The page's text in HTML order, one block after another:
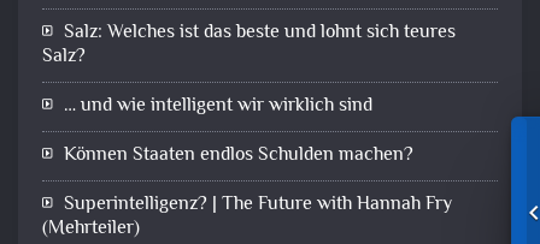
Salz: Welches ist das beste und lohnt sich teures
Salz?
… und wie intelligent wir wirklich sind
Können Staaten endlos Schulden machen?
Superintelligenz? | The Future with Hannah Fry
(Mehrteiler)